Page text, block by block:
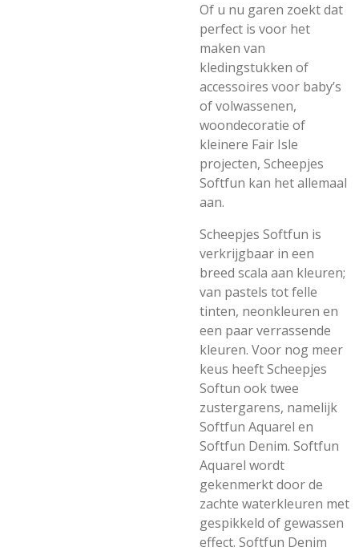
Of u nu garen zoekt dat
perfect is voor het
maken van
kledingstukken of
accessoires voor baby’s
of volwassenen,
woondecoratie of
kleinere Fair Isle
projecten, Scheepjes
Softfun kan het allemaal
aan.
Scheepjes Softfun is
verkrijgbaar in een
breed scala aan kleuren;
van pastels tot felle
tinten, neonkleuren en
een paar verrassende
kleuren. Voor nog meer
keus heeft Scheepjes
Softun ook twee
zustergarens, namelijk
Softfun Aquarel en
Softfun Denim. Softfun
Aquarel wordt
gekenmerkt door de
zachte waterkleuren met
gespikkeld of gewassen
effect. Softfun Denim